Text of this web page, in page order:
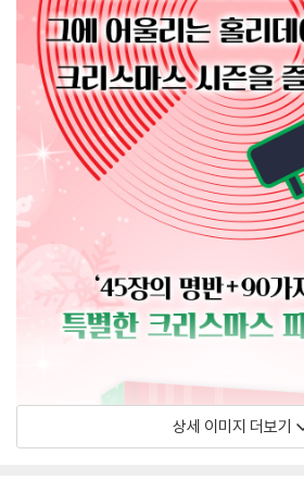
상세 이미지 더보기